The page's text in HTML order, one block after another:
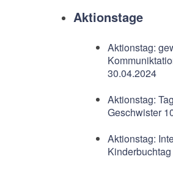
Aktionstage
Aktionstag:
30.04.2024
Aktionstag:
Geschwister
Aktionstag: